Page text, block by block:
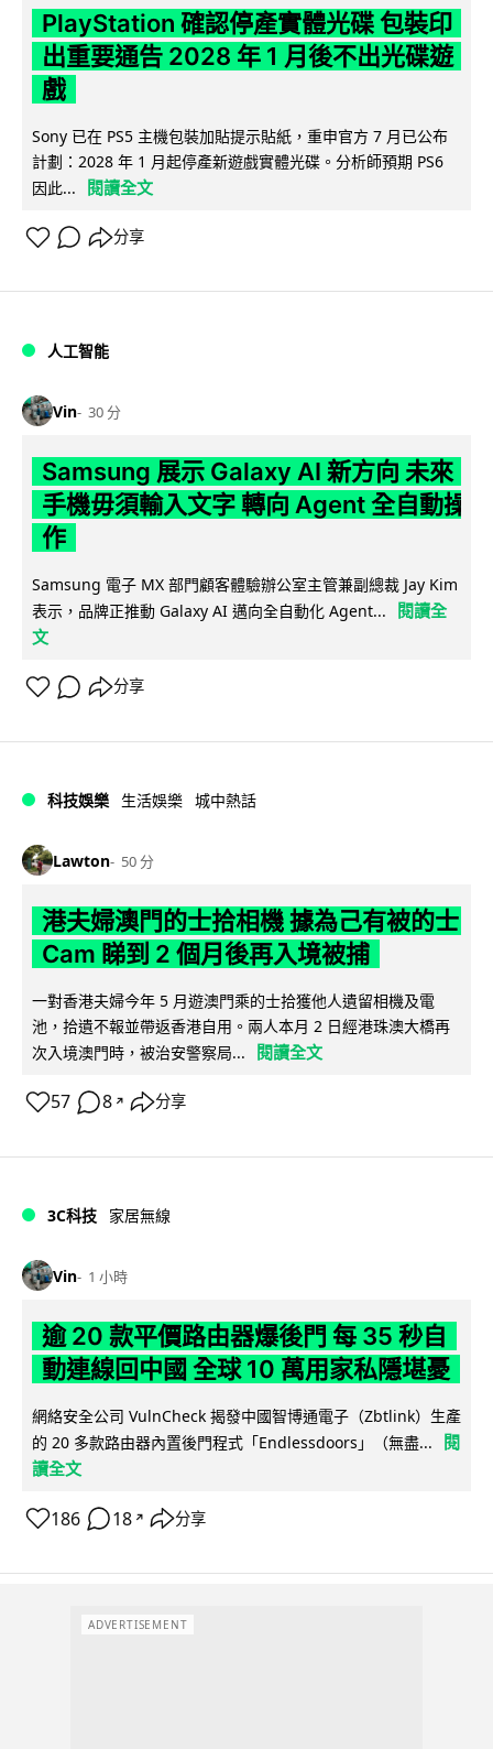
PlayStation 確認停產實體光碟 包裝印
出重要通告 2028 年 1 月後不出光碟遊
戲
Sony 已在 PS5 主機包裝加貼提示貼紙，重申官方 7 月已公布
計劃：2028 年 1 月起停產新遊戲實體光碟。分析師預期 PS6
因此...
閱讀全文
分享
人工智能
Vin 30 分
Samsung 展示 Galaxy AI 新方向 未來
手機毋須輸入文字 轉向 Agent 全自動操
作
Samsung 電子 MX 部門顧客體驗辦公室主管兼副總裁 Jay Kim
表示，品牌正推動 Galaxy AI 邁向全自動化 Agent...
閱讀全
文
分享
科技娛樂 生活娛樂 城中熱話
Lawton 50 分
港夫婦澳門的士拾相機 據為己有被的士
Cam 睇到 2 個月後再入境被捕
一對香港夫婦今年 5 月遊澳門乘的士拾獲他人遺留相機及電
池，拾遺不報並帶返香港自用。兩人本月 2 日經港珠澳大橋再
次入境澳門時，被治安警察局...
閱讀全文
57 8 ↗ 分享
3C科技 家居無線
Vin 1 小時
逾 20 款平價路由器爆後門 每 35 秒自
動連線回中國 全球 10 萬用家私隱堪憂
網絡安全公司 VulnCheck 揭發中國智博通電子（Zbtlink）生產
的 20 多款路由器內置後門程式「Endlessdoors」（無盡...
閱
讀全文
186 18 ↗ 分享
ADVERTISEMENT